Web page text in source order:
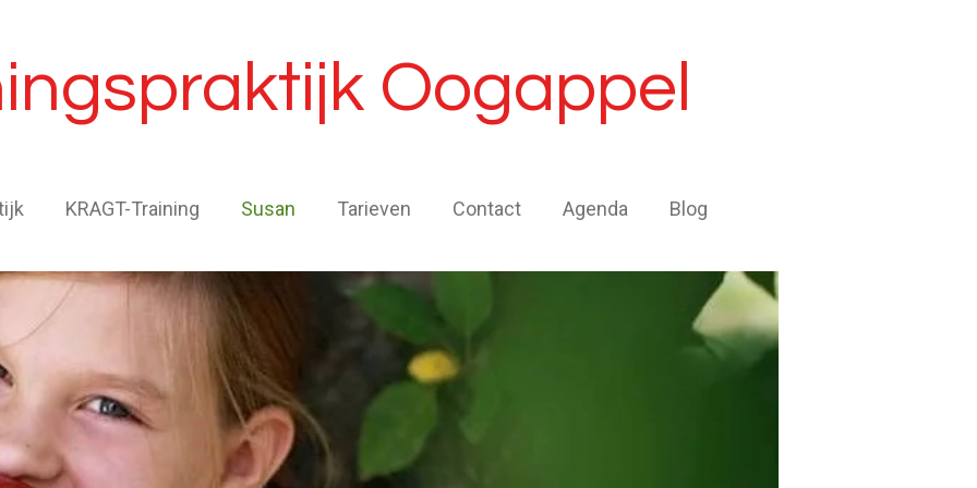
Oogappel
KRAGT-Training Susan Tarieven Contact Agenda Blog